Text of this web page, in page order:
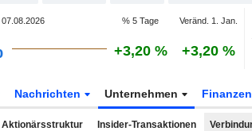
% 5 Tage Veränd. 1. Jan.
+3,20 % +3,20 %
Nachrichten Unternehmen Finanzen
Aktionärsstruktur Insider-Transaktionen